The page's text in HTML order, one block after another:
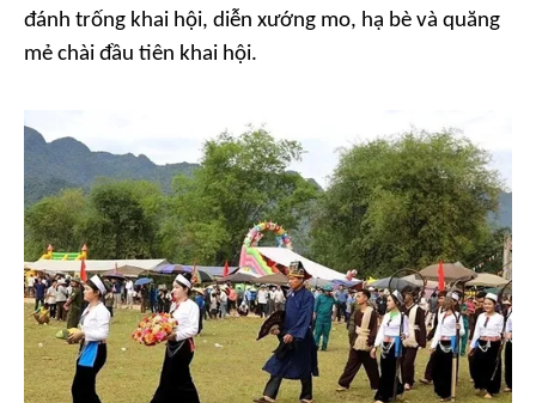
đánh trống khai hội, diễn xướng mo, hạ bè và quăng
mẻ chài đầu tiên khai hội.